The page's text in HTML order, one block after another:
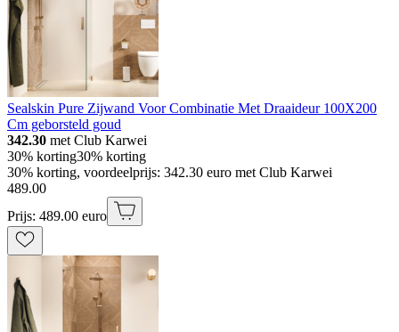
Sealskin Pure Zijwand Voor Combinatie Met Draaideur 100X200
Cm geborsteld goud
342.30 met Club Karwei
30% korting30% korting
30% korting, voordeelprijs: 342.30 euro met Club Karwei
489.00
Prijs: 489.00 euro